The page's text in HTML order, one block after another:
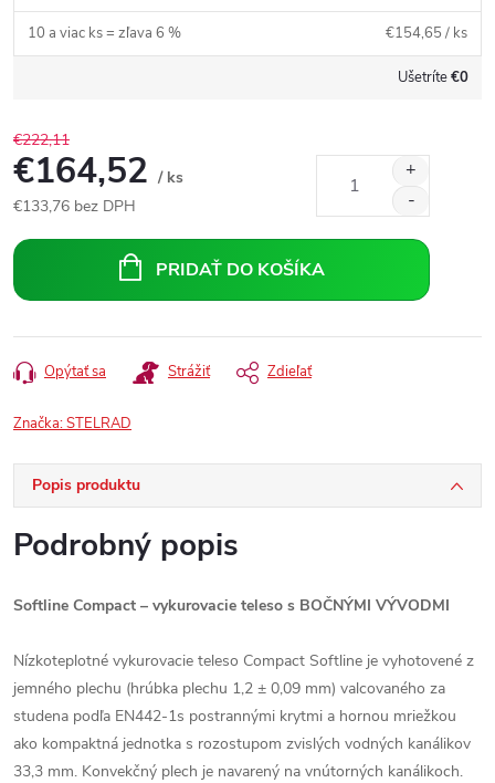
10 a viac ks = zľava 6 % €154,65 / ks
Ušetríte€0
€222,11
€164,52 / ks
€133,76 bez DPH
cena:
PRIDAŤ DO KOŠÍKA
Opýtať sa Strážiť Zdieľať
Značka:STELRAD
Popis produktu
Podrobný popis
Softline Compact – vykurovacie teleso s BOČNÝMI VÝVODMI
Nízkoteplotné vykurovacie teleso Compact Softline je vyhotovené z
jemného plechu (hrúbka plechu 1,2 ± 0,09 mm) valcovaného za
studena podľa EN442-1s postrannými krytmi a hornou mriežkou
ako kompaktná jednotka s rozostupom zvislých vodných kanálikov
33,3 mm. Konvekčný plech je navarený na vnútorných kanálikoch.